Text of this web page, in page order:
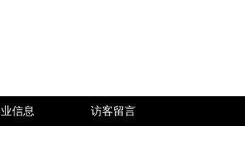
信息 访客留言